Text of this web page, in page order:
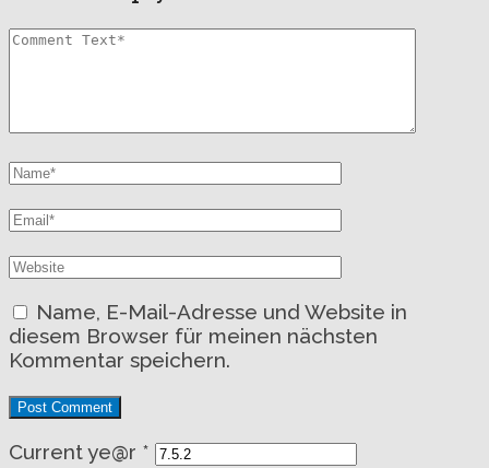
Name, E-Mail-Adresse und Website in
diesem Browser für meinen nächsten
Kommentar speichern.
Current ye@r *